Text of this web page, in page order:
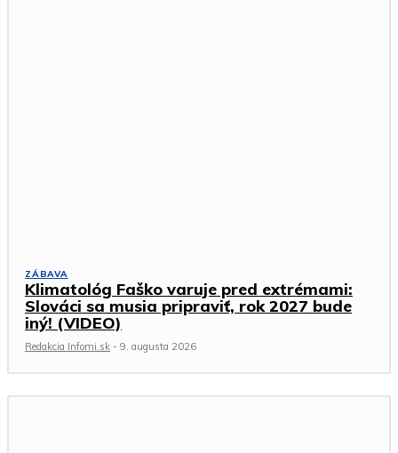
ZÁBAVA
Klimatológ Faško varuje pred extrémami:
Slováci sa musia pripraviť, rok 2027 bude
iný! (VIDEO)
Redakcia Infomi.sk - 9. augusta 2026